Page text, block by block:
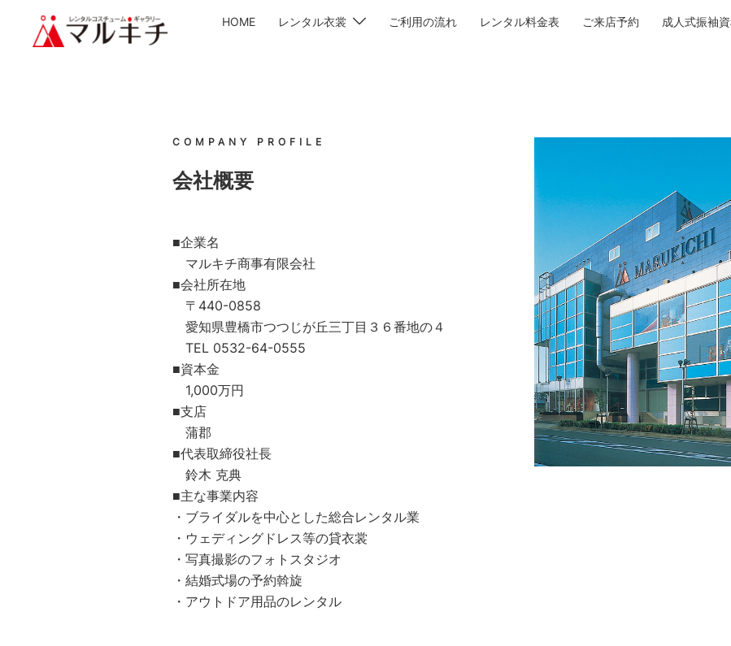
HOME レンタル衣裳 ご利用の流れ レンタル料金表 ご来店予約 成人式振袖
COMPANY PROFILE
会社概要
■企業名
マルキチ商事有限会社
■会社所在地
〒440-0858
愛知県豊橋市つつじが丘三丁目３６番地の４
TEL 0532-64-0555
■資本金
1,000万円
■支店
蒲郡
■代表取締役社長
鈴木 克典
■主な事業内容
・ブライダルを中心とした総合レンタル業
・ウェディングドレス等の貸衣裳
・写真撮影のフォトスタジオ
・結婚式場の予約斡旋
・アウトドア用品のレンタル